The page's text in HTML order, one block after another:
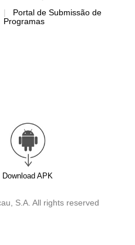
Portal de Submissão de
Programas
Download APK
S.A. All rights reserved